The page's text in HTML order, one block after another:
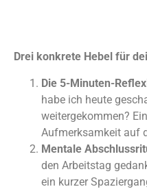
Drei konkrete Hebel für
Die 5-Minuten-
habe ich heute
weitergekommen?
Aufmerksamkeit auf
Mentale
den Arbeitstag
ein kurzer